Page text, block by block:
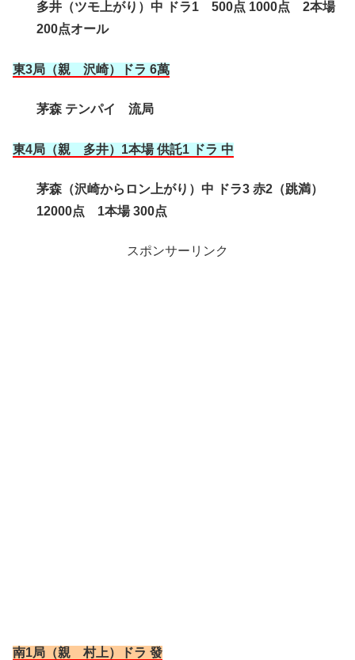
多井（ツモ上がり）中 ドラ1 500点 1000点 2本場
200点オール
東3局（親 沢崎）ドラ 6萬
茅森 テンパイ 流局
東4局（親 多井）1本場 供託1 ドラ 中
茅森（沢崎からロン上がり）中 ドラ3 赤2（跳満）
12000点 1本場 300点
スポンサーリンク
南1局（親 村上）ドラ 發